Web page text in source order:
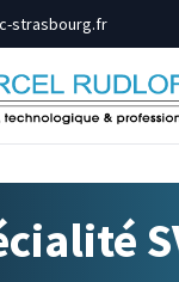
strasbourg.fr